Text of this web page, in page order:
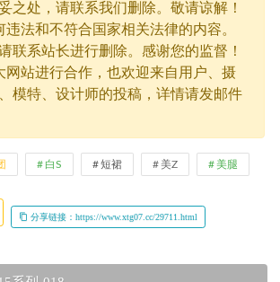
之处，请联系我们删除。敬请谅解！
违法和不符合国家相关法律的内容。
联系站长进行删除。感谢您的监督！
网站进行合作，也欢迎来自用户、摄
模特、设计师的投稿，详情请发邮件
白S 短裙 美Z 美腿
分享链接：https://www.xtg07.cc/29711.html